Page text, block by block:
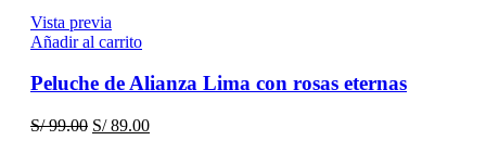
Vista previa
Añadir al carrito
Peluche de Alianza Lima con rosas eternas
S/99.00 El
S/89.00El